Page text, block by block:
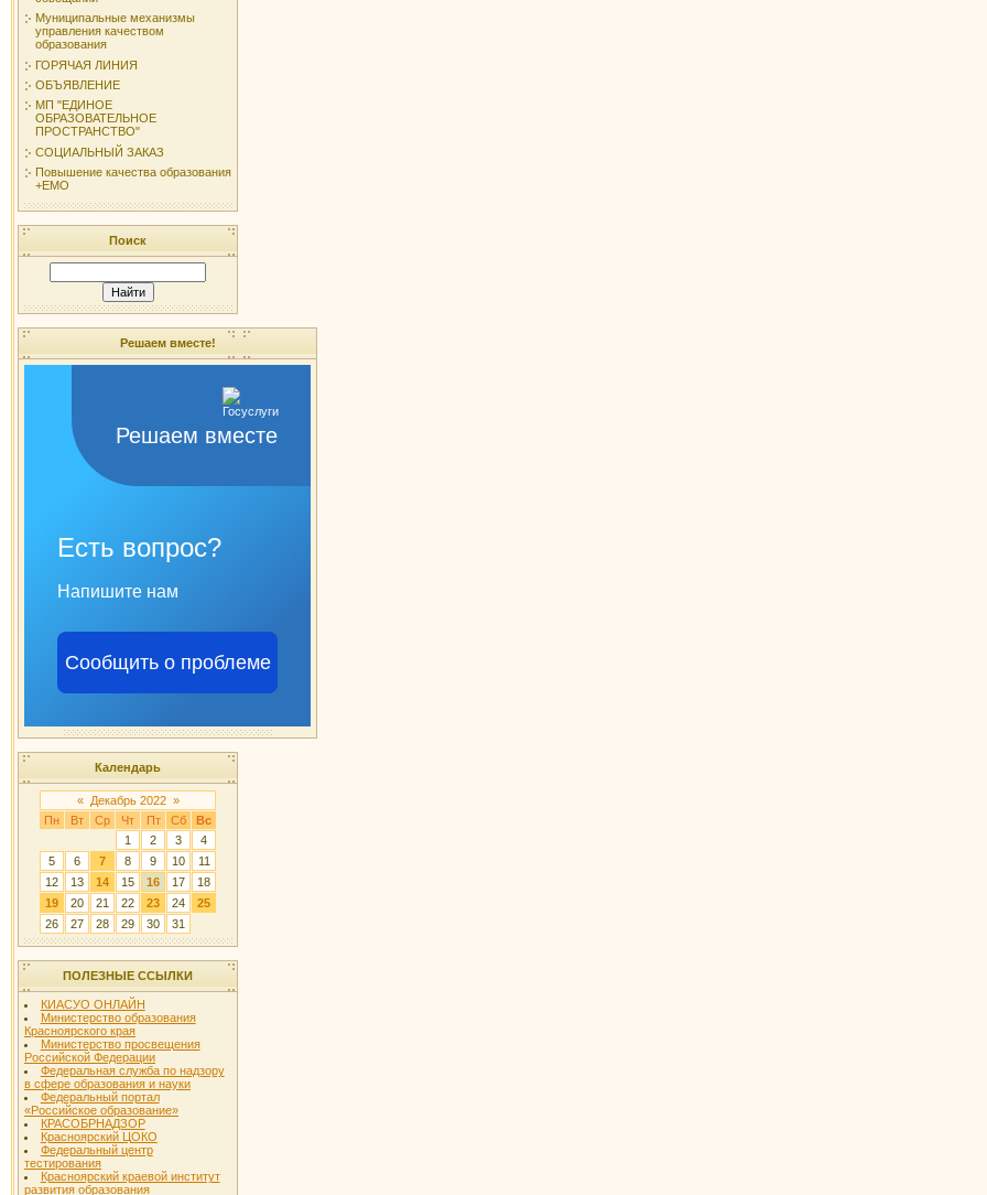
Муниципальные механизмы
управления качеством
образования
ГОРЯЧАЯ ЛИНИЯ
ОБЪЯВЛЕНИЕ
МП "ЕДИНОЕ
ОБРАЗОВАТЕЛЬНОЕ
ПРОСТРАНСТВО"
СОЦИАЛЬНЫЙ ЗАКАЗ
Повышение качества образования
+ЕМО
Поиск
Решаем вместе!
Решаем вместе
Есть вопрос?
Напишите нам
Сообщить о проблеме
Календарь
« Декабрь 2022 »
Пн
Вт Ср Чт Пт Сб
Вс
1
2 3
4
5
6 7 8 9 10
11
12
13 14 15 16 17
18
19
20 21 22 23 24
25
26
27 28 29 30 31
ПОЛЕЗНЫЕ ССЫЛКИ
КИАСУО ОНЛАЙН
Министерство образования
Красноярского края
Министерство просвещения
Российской Федерации
Федеральная служба по надзору
в сфере образования и науки
Федеральный портал
«Российское образование»
КРАСОБРНАДЗОР
Красноярский ЦОКО
Федеральный центр
тестирования
Красноярский краевой институт
развития образования